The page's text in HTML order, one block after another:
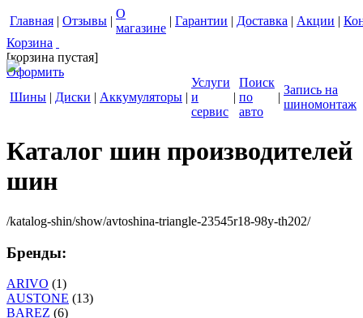
Главная | Отзывы |
О
магазине
| Гарантии | Доставка | Акции |
Корзина
[корзина пустая]
Оформить
Шины | Диски | Аккумуляторы |
Услуги
и
сервис
|
Поиск
по
авто
|
Запись на
шиномонтаж
Каталог шин производителей
шин
/katalog-shin/show/avtoshina-triangle-23545r18-98y-th202/
Бренды:
ARIVO (1)
AUSTONE (13)
BAREZ (6)